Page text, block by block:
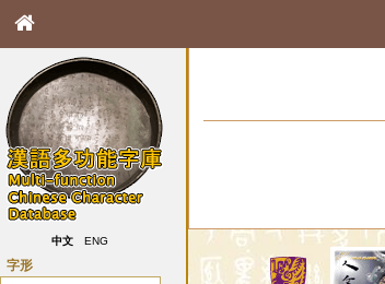
中文 ENG
字形